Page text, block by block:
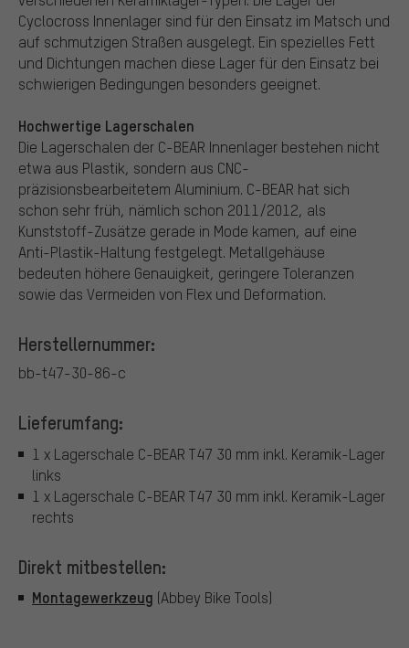
Cyclocross Innenlager sind für den Einsatz im Matsch und
auf schmutzigen Straßen ausgelegt. Ein spezielles Fett
und Dichtungen machen diese Lager für den Einsatz bei
schwierigen Bedingungen besonders geeignet.
Hochwertige Lagerschalen
Die Lagerschalen der C-BEAR Innenlager bestehen nicht
etwa aus Plastik, sondern aus CNC-
präzisionsbearbeitetem Aluminium. C-BEAR hat sich
schon sehr früh, nämlich schon 2011/2012, als
Kunststoff-Zusätze gerade in Mode kamen, auf eine
Anti-Plastik-Haltung festgelegt. Metallgehäuse
bedeuten höhere Genauigkeit, geringere Toleranzen
sowie das Vermeiden von Flex und Deformation.
Herstellernummer:
bb-t47-30-86-c
Lieferumfang:
1 x Lagerschale C-BEAR T47 30 mm inkl. Keramik-Lager
links
1 x Lagerschale C-BEAR T47 30 mm inkl. Keramik-Lager
rechts
Direkt mitbestellen:
Montagewerkzeug (Abbey Bike Tools)